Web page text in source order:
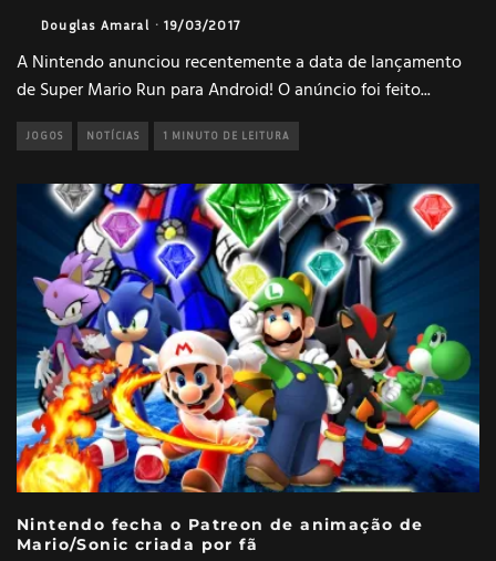
Douglas Amaral · 19/03/2017
A Nintendo anunciou recentemente a data de lançamento
de Super Mario Run para Android! O anúncio foi feito...
JOGOS NOTÍCIAS 1 MINUTO DE LEITURA
Nintendo fecha o Patreon de animação de
Mario/Sonic criada por fã